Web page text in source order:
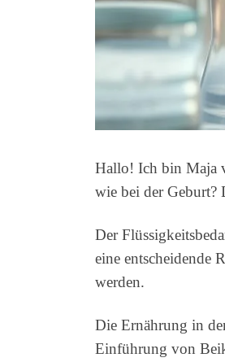
Hallo! Ich bin Maja
wie bei der Geburt?
Der
eine entscheidende
werden.
Die Ernährung in
Einführung von